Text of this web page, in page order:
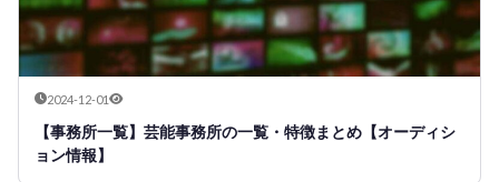
2024-12-01
【事務所一覧】芸能事務所の一覧・特徴まとめ【オーディシ
ョン情報】